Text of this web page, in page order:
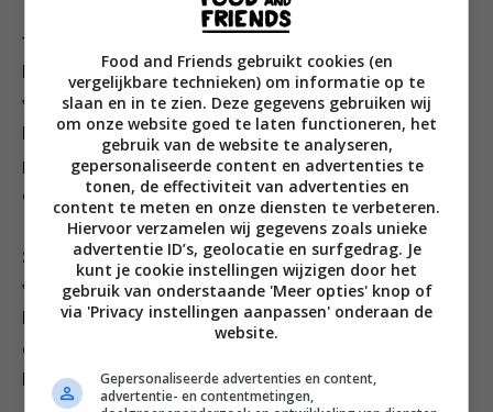
1. Verwarm de oven voor tot 180 °C. Halveer de
blokken feta en leg deze in de braadslede met de
vijgen eromheen. Besprenkel alles met de olijfolie en
honing, voeg een snuf peper toe, strooi de
pijnboompitten eroverheen en zet 20-25 minuten in de
oven, tot de vijgen zachter zijn.
2. Meng de citroenrasp, het citroensap, de extra
vierge olijfolie en het basilicum vlak voor het gerecht
klaar is. Giet over de vijgen en de feta zodra deze uit
de oven komen. Dien heet op met lekker knapperig
brood.
Food and Friends gebruikt cookies (en
vergelijkbare technieken) om informatie op te
slaan en in te zien. Deze gegevens gebruiken wij
om onze website goed te laten functioneren, het
gebruik van de website te analyseren,
gepersonaliseerde content en advertenties te
tonen, de effectiviteit van advertenties en
content te meten en onze diensten te verbeteren.
Hiervoor verzamelen wij gegevens zoals unieke
advertentie ID’s, geolocatie en surfgedrag. Je
kunt je cookie instellingen wijzigen door het
gebruik van onderstaande 'Meer opties' knop of
via 'Privacy instellingen aanpassen' onderaan de
website.
Gepersonaliseerde advertenties en content,
advertentie- en contentmetingen,